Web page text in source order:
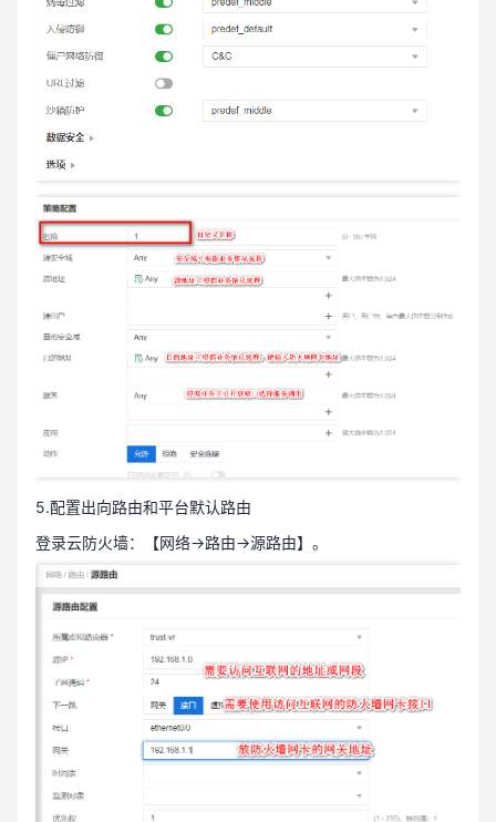
5.配置出向路由和平台默认路由
登录云防火墙：【网络→路由→源路由】。